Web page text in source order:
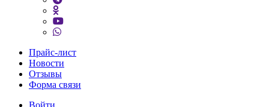
Прайс-лист
Новости
Отзывы
Форма связи
Войти